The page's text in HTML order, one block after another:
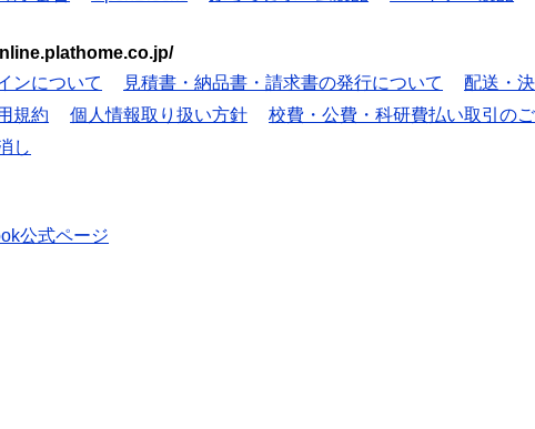
ンについて 見積書・納品書・請求書の発行について 配送・
規約 個人情報取り扱い方針 校費・公費・科研費払い取引の
し
公式ページ